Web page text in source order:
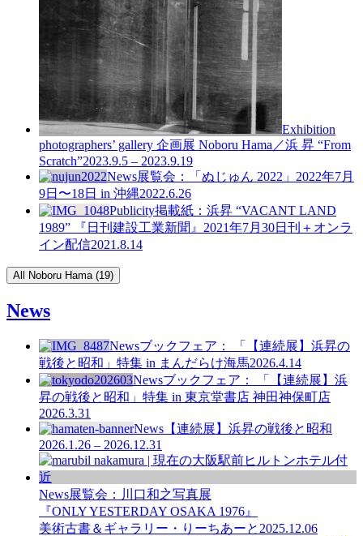
Exhibition
photographers’ gallery 企画展 Noboru Hama／浜 昇 “From
Scratch”2023.9.5 – 2023.9.19
News展覧会：「ぬじゅん 2022」2022年7月
9日〜18日 in 沖縄2022.6.26
Publicity掲載紙：浜昇 “VACANT LAND
1989” 『日刊建設工業新聞』2021年7月30日刊＋オンラ
イン配信2021.8.14
All Noboru Hama (19)
News
Newsブックフェア： 「【連続展】浜昇の
戦後と昭和」特集 in まんだらけ海馬2026.4.14
Newsブックフェア： 「【連続展】浜
昇の戦後と昭和」特集 in 東京堂書店 神田神保町店
2026.3.31
News 【連続展】浜昇の戦後と昭和
2026.1.26 – 2026.12.31
News展覧会：川口和之写真展
『ONLY YESTERDAY OSAKA 1976』
美術古書＆ギャラリー・りーちあーと 2025.12.06